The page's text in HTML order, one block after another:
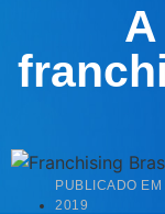
PUBLICADO EM
2019